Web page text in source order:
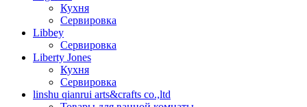
Кухня
Сервировка
Libbey
Сервировка
Liberty Jones
Кухня
Сервировка
linshu qianrui arts&crafts co.,ltd